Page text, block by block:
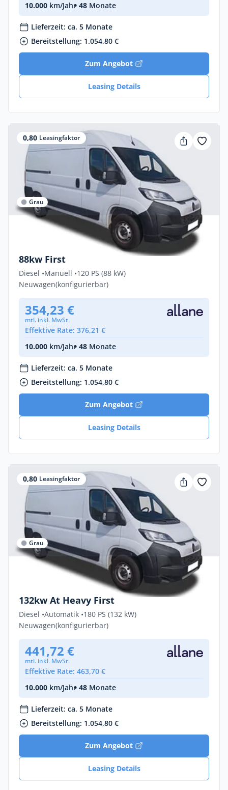
10.000 km/Jahr• 48 Monate
Lieferzeit: ca. 5 Monate
Bereitstellung: 1.054,80 €
Zum Angebot
Leasing Details
0,80 Leasingfaktor
Grau
Privat & Gewerbe
Citroën Jumper FIRST 3,3t L2H2 Diesel
88kw First
Diesel •Manuell •120 PS (88 kW)
Neuwagen(konfigurierbar)
354,23 €
mtl. inkl. MwSt.
Effektive Rate: 376,21 €
10.000 km/Jahr• 48 Monate
Lieferzeit: ca. 5 Monate
Bereitstellung: 1.054,80 €
Zum Angebot
Leasing Details
0,80 Leasingfaktor
Grau
Privat & Gewerbe
Citroën Jumper FIRST 3,5t L4H3 Diesel
132kw At Heavy First
Diesel •Automatik •180 PS (132 kW)
Neuwagen(konfigurierbar)
441,72 €
mtl. inkl. MwSt.
Effektive Rate: 463,70 €
10.000 km/Jahr• 48 Monate
Lieferzeit: ca. 5 Monate
Bereitstellung: 1.054,80 €
Zum Angebot
Leasing Details